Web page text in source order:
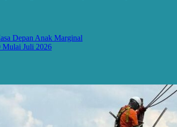
Depan Anak Marginal
Mulai Juli 2026